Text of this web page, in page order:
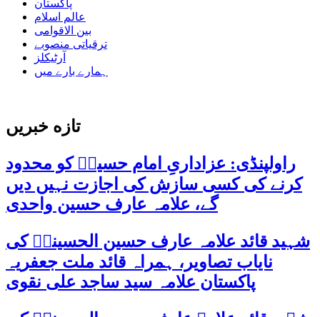
پاکستان
عالم اسلام
بین الاقوامی
ترقیاتی منصوبے
آرٹیکلز
ہمارے بارے میں
تازه خبریں
راولپنڈی: عزاداریِ امام حسینؑ کو محدود
کرنے کی کسی سازش کی اجازت نہیں دیں
گے، علامہ عارف حسین واحدی
شہید قائد علامہ عارف حسین الحسینیؒ کی
نایاب تصاویر، ہمراہ قائد ملت جعفریہ
پاکستان علامہ سید ساجد علی نقوی